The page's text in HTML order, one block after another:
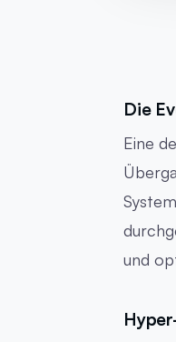
Die
Eine
und